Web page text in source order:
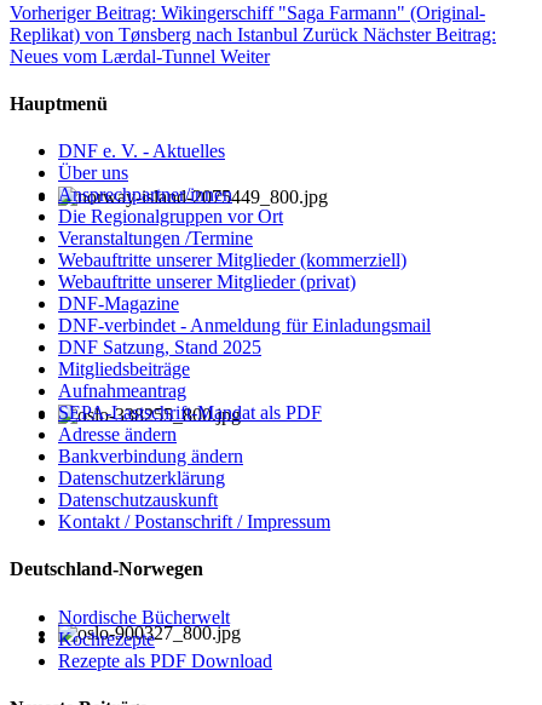
Vorheriger Beitrag: Wikingerschiff "Saga Farmann" (Original-
Replikat) von Tønsberg nach Istanbul Zurück Nächster Beitrag:
Neues vom Lærdal-Tunnel Weiter
Hauptmenü
DNF e. V. - Aktuelles
Über uns
Ansprechpartner/innen
Die Regionalgruppen vor Ort
Veranstaltungen /Termine
Webauftritte unserer Mitglieder (kommerziell)
Webauftritte unserer Mitglieder (privat)
DNF-Magazine
DNF-verbindet - Anmeldung für Einladungsmail
DNF Satzung, Stand 2025
Mitgliedsbeiträge
Aufnahmeantrag
SEPA-Lastschrift-Mandat als PDF
Adresse ändern
Bankverbindung ändern
Datenschutzerklärung
Datenschutzauskunft
Kontakt / Postanschrift / Impressum
Deutschland-Norwegen
Nordische Bücherwelt
Kochrezepte
Rezepte als PDF Download